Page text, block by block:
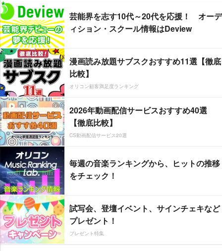
芸能界を志す10代～20代を応援！ オーデ
ィション・スクール情報はDeview
漫画読み放題サブスクおすすめ11選【徹底
比較】
オリコン顧客満足度ランキング
2026年動画配信サービスおすすめ40選
【徹底比較】
CS動画配信サービス20選
毎週の音楽ランキングから、ヒットの推移
をチェック！
試写会、登壇イベント、サインチェキなど
プレゼント！
プレゼント特集